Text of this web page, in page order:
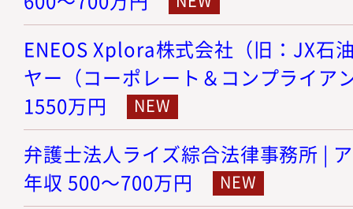
ENEOS Xplora株式会社（旧：JX石
ヤー（コーポレート＆コンプライア
1550万円
弁護士法人ライズ綜合法律事務所 |
年収 500～700万円